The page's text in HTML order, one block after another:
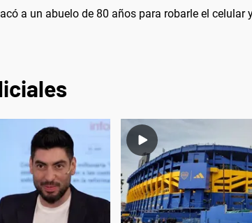
a un abuelo de 80 años para robarle el celular